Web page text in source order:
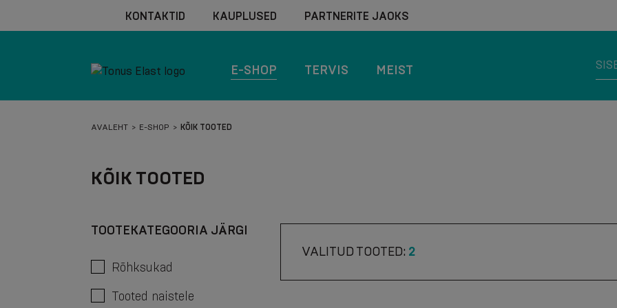
KONTAKTID KAUPLUSED PARTNERITE JAOKS
E-SHOP TERVIS MEIST
AVALEHT E-SHOP KÕIK TOOTED
KÕIK TOOTED
TOOTEKATEGOORIA JÄRGI
Rõhksukad
Tooted naistele
VALITUD TOOTED: 2